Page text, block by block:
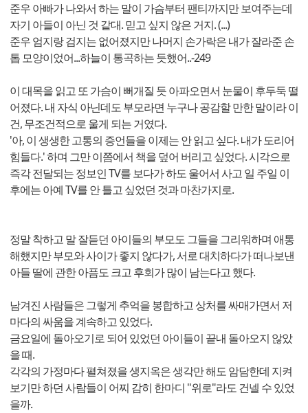
준우 아빠가 나와서 하는 말이 가슴부터 팬티까지만 보여주는데
자기 아들이 아닌 것 같대. 믿고 싶지 않은 거지. (...)
준우 엄지랑 검지는 없어졌지만 나머지 손가락은 내가 잘라준 손
톱 모양이었어...하늘이 통곡하는 듯했어..-249
이 대목을 읽고 또 가슴이 뻐개질 듯 아파오면서 눈물이 후두둑 떨
어졌다. 내 자식 아닌데도 부모라면 누구나 공감할 만한 말이라 이
건, 무조건적으로 울게 되는 거였다.
'아, 이 생생한 고통의 증언들을 이제는 안 읽고 싶다. 내가 도리어
힘들다.' 하며 그만 이쯤에서 책을 덮어 버리고 싶었다. 시각으로
즉각 전달되는 정보인 TV를 보다가 하도 울어서 사고 일 주일 이
후에는 아예 TV를 안 틀고 싶었던 것과 마찬가지로.
정말 착하고 말 잘듣던 아이들의 부모도 그들을 그리워하며 애통
해했지만 부모와 사이가 좋지 않다가, 서로 대치하다가 떠나보낸
아들 딸에 관한 아픔도 크고 후회가 많이 남는다고 했다.
남겨진 사람들은 그렇게 추억을 봉합하고 상처를 싸매가면서 저
마다의 싸움을 계속하고 있었다.
금요일에 돌아오기로 되어 있었던 아이들이 끝내 돌아오지 않았
을 때.
각각의 가정마다 펼쳐졌을 생지옥은 생각만 해도 암담한데 지켜
보기만 하던 사람들이 어찌 감히 한마디 "위로"라도 건넬 수 있었
을까.